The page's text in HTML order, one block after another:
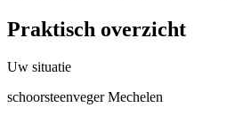
Praktisch overzicht
Uw situatie
schoorsteenveger Mechelen